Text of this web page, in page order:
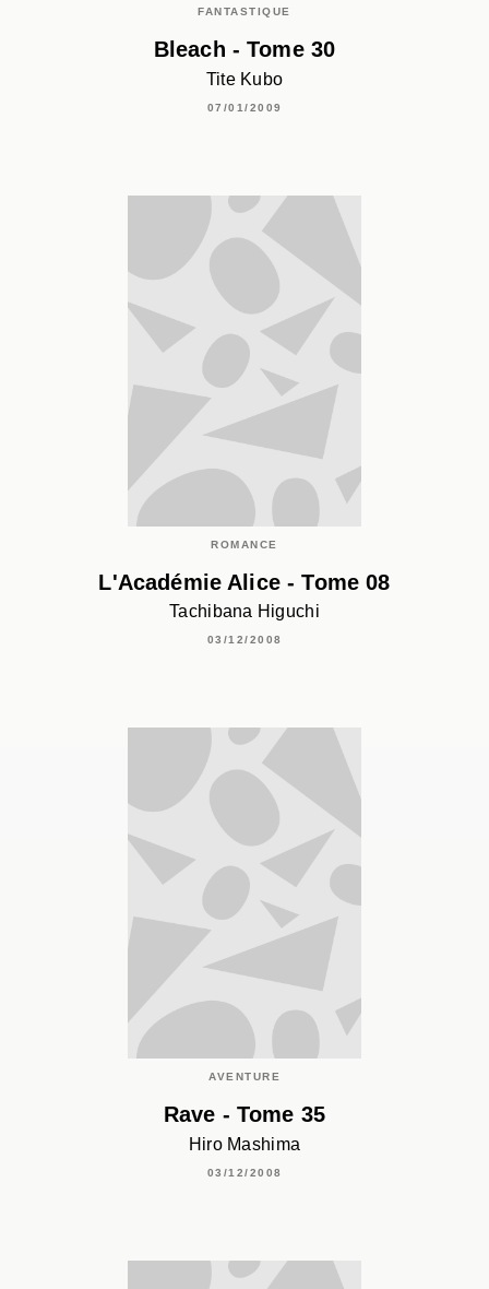
FANTASTIQUE
Bleach - Tome 30
Tite Kubo
07/01/2009
ROMANCE
L'Académie Alice - Tome 08
Tachibana Higuchi
03/12/2008
AVENTURE
Rave - Tome 35
Hiro Mashima
03/12/2008